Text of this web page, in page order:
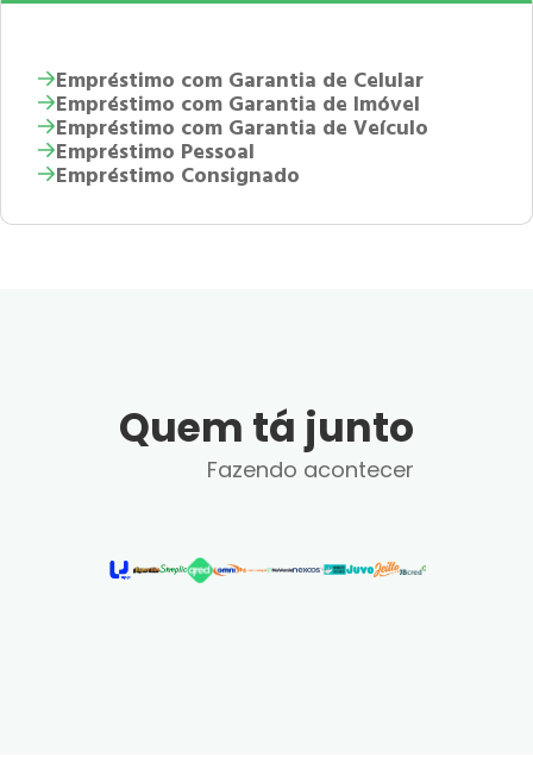
Empréstimo com Garantia de Celular
Empréstimo com Garantia de Imóvel
Empréstimo com Garantia de Veículo
Empréstimo Pessoal
Empréstimo Consignado
Quem tá junto
Fazendo acontecer